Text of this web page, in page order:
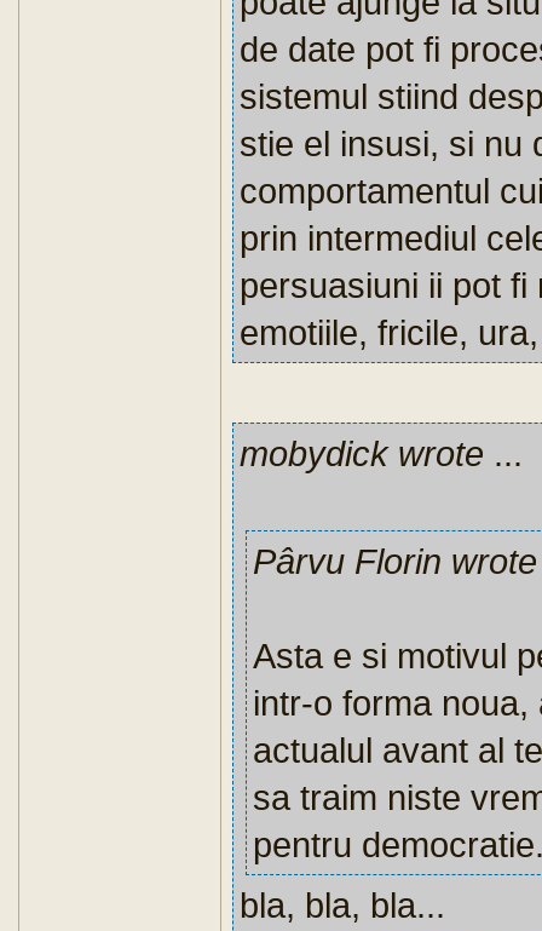
de date pot fi
sistemul stiind
stie el insusi, si nu
comportamentul
prin intermediul
persuasiuni ii pot
emotiile, fricile,
mobydick wrote ...
Pârvu Florin wrote
Asta e si motivul
intr-o forma
actualul avant al
sa traim niste
pentru
bla, bla, bla...